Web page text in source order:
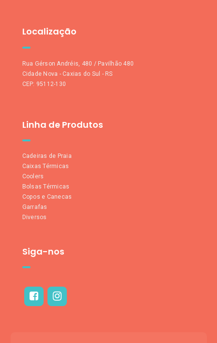
Localização
Rua Gérson Andréis, 480 / Pavilhão 480
Cidade Nova - Caxias do Sul - RS
CEP: 95112-130
Linha de Produtos
Cadeiras de Praia
Caixas Térmicas
Coolers
Bolsas Térmicas
Copos e Canecas
Garrafas
Diversos
Siga-nos